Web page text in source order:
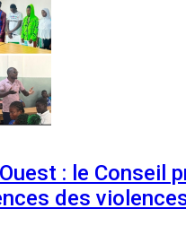
: le Conseil
des